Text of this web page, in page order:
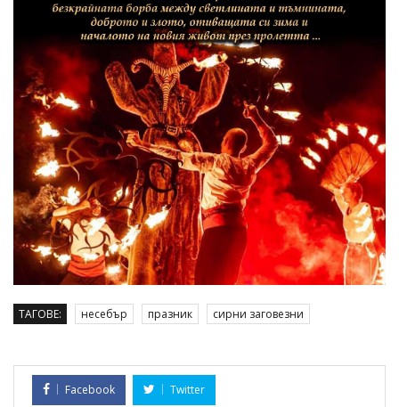
ТАГОВЕ: несебър празник сирни заговезни
Facebook Twitter